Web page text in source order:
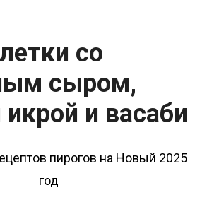
со
сыром,
икрой и васаби